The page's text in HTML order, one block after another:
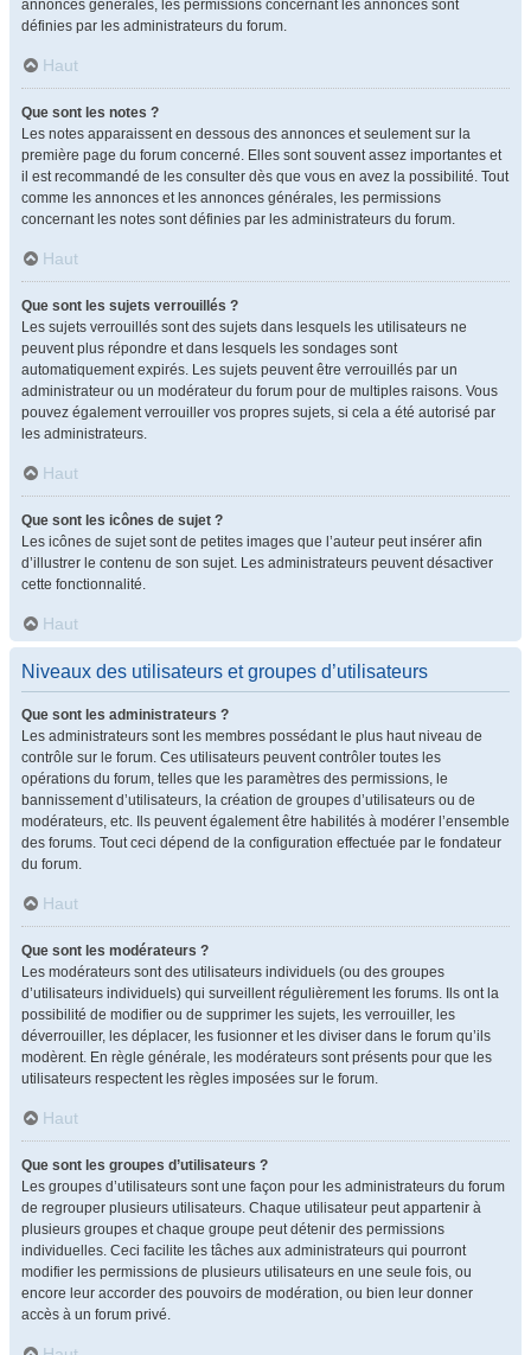
annonces générales, les permissions concernant les annonces sont
définies par les administrateurs du forum.
Haut
Que sont les notes ?
Les notes apparaissent en dessous des annonces et seulement sur la
première page du forum concerné. Elles sont souvent assez importantes et
il est recommandé de les consulter dès que vous en avez la possibilité. Tout
comme les annonces et les annonces générales, les permissions
concernant les notes sont définies par les administrateurs du forum.
Haut
Que sont les sujets verrouillés ?
Les sujets verrouillés sont des sujets dans lesquels les utilisateurs ne
peuvent plus répondre et dans lesquels les sondages sont
automatiquement expirés. Les sujets peuvent être verrouillés par un
administrateur ou un modérateur du forum pour de multiples raisons. Vous
pouvez également verrouiller vos propres sujets, si cela a été autorisé par
les administrateurs.
Haut
Que sont les icônes de sujet ?
Les icônes de sujet sont de petites images que l’auteur peut insérer afin
d’illustrer le contenu de son sujet. Les administrateurs peuvent désactiver
cette fonctionnalité.
Haut
Niveaux des utilisateurs et groupes d’utilisateurs
Que sont les administrateurs ?
Les administrateurs sont les membres possédant le plus haut niveau de
contrôle sur le forum. Ces utilisateurs peuvent contrôler toutes les
opérations du forum, telles que les paramètres des permissions, le
bannissement d’utilisateurs, la création de groupes d’utilisateurs ou de
modérateurs, etc. Ils peuvent également être habilités à modérer l’ensemble
des forums. Tout ceci dépend de la configuration effectuée par le fondateur
du forum.
Haut
Que sont les modérateurs ?
Les modérateurs sont des utilisateurs individuels (ou des groupes
d’utilisateurs individuels) qui surveillent régulièrement les forums. Ils ont la
possibilité de modifier ou de supprimer les sujets, les verrouiller, les
déverrouiller, les déplacer, les fusionner et les diviser dans le forum qu’ils
modèrent. En règle générale, les modérateurs sont présents pour que les
utilisateurs respectent les règles imposées sur le forum.
Haut
Que sont les groupes d’utilisateurs ?
Les groupes d’utilisateurs sont une façon pour les administrateurs du forum
de regrouper plusieurs utilisateurs. Chaque utilisateur peut appartenir à
plusieurs groupes et chaque groupe peut détenir des permissions
individuelles. Ceci facilite les tâches aux administrateurs qui pourront
modifier les permissions de plusieurs utilisateurs en une seule fois, ou
encore leur accorder des pouvoirs de modération, ou bien leur donner
accès à un forum privé.